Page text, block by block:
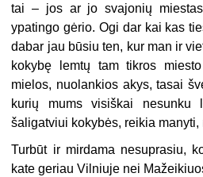
tai – jos ar jo svajonių
ypatingo gėrio. Ogi dar kai kas
dabar jau būsiu ten, kur man ir
kokybę lemtų tam tikros
mielos, nuolankios akys, tasai
kurių mums visiškai nesunku
šaligatviui kokybės, reikia manyti,
Turbūt ir mirdama nesuprasiu,
kate geriau Vilniuje nei